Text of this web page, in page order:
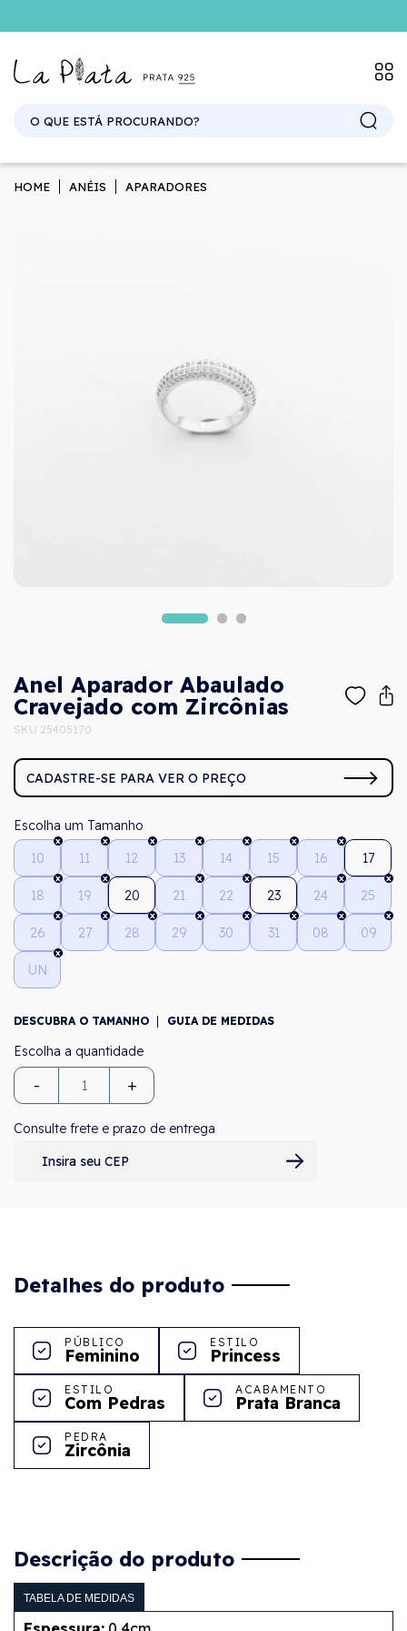
HOME ANÉIS APARADORES
Anel Aparador Abaulado
Cravejado com Zircônias
SKU 25405170
CADASTRE-SE PARA VER O PREÇO
Tamanho
10
11 12 13 14 15 16 17
18 19 20 21 22 23 24 25
26 27 28 29 30 31 08 09
UN
DESCUBRA O TAMANHO GUIA DE MEDIDAS
- +
Consulte frete e prazo de entrega
Detalhes do produto
PÚBLICO
Feminino
ESTILO
Princess
ESTILO
Com Pedras
ACABAMENTO
Prata Branca
PEDRA
Zircônia
Descrição do produto
TABELA DE MEDIDAS